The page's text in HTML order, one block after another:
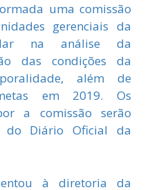
uma comissão
gerenciais da
na análise da
das condições da
além de
em 2019. Os
a comissão serão
do Diário Oficial da
à diretoria da